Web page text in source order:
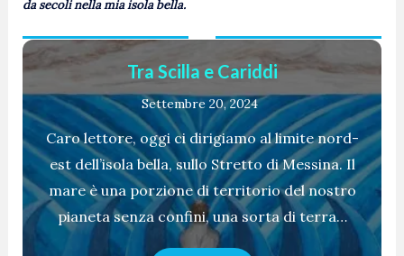
da secoli nella mia isola bella.
Tra Scilla e Cariddi
Settembre 20, 2024
Caro lettore, oggi ci dirigiamo al limite nord-
est dell’isola bella, sullo Stretto di Messina. Il
mare è una porzione di territorio del nostro
pianeta senza confini, una sorta di terra…